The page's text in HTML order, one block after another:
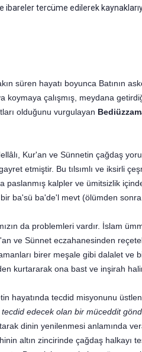
tercüme edilerek
süren ha­yatı boyunca Batının
çalışmış, meydana
olduğunu vurgulayan
Kur'an ve Sünnetin çağdaş
etmiştir. Bu tılsımlı ve iksirli
paslanmış kalpler ve ümitsizlik
ba'sü ba'de'l mevt (ölümden
da problemleri vardır. İslam
ve Sünnet eczahanesinden
birer meşale gibi dalalet ve
kurtararak ona bast ve inşirah
hayatın­da tecdid misyonunu
tecdid edecek olan bir müceddit
dinin yenilenmesi anlamında
altın zin­cirinde çağdaş halkayı